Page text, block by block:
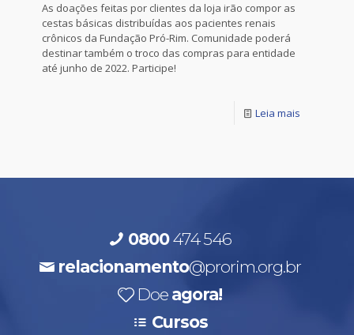
As doações feitas por clientes da loja irão compor as
cestas básicas distribuídas aos pacientes renais
crônicos da Fundação Pró-Rim. Comunidade poderá
destinar também o troco das compras para entidade
até junho de 2022. Participe!
Leia mais
0800474 546
relacionamento@prorim.org.br
Doe agora!
Cursos